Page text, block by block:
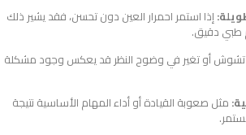
إذا استمر احمرار العين دون تحسن، فقد يشير ذلك
طبي دقيق.
أو تغير في وضوح النظر قد يعكس وجود مشكلة
مثل صعوبة القيادة أو أداء المهام الأساسية نتيجة